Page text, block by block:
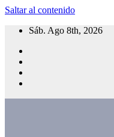
Saltar al contenido
Sáb. Ago 8th, 2026